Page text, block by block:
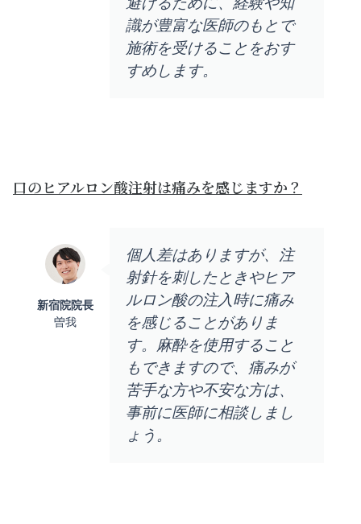
識が豊富な医師のもとで
施術を受けることをおす
すめします。
口のヒアルロン酸注射は痛みを感じますか？
個人差はありますが、注
射針を刺したときやヒア
ルロン酸の注入時に痛み
を感じることがありま
す。麻酔を使用すること
もできますので、痛みが
苦手な方や不安な方は、
事前に医師に相談しまし
ょう。
新宿院院長
曽我